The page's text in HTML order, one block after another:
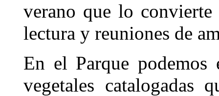
verano que lo
lectura y reuniones de
En el Parque podemos
vegetales